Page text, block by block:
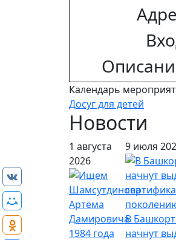
Календарь
Досуг для детей
Новости
1 августа
2026
9 июля
В
начнут